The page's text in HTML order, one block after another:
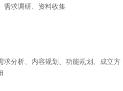
需求调研、资料收集
求分析、内容规划、功能规划、成立方